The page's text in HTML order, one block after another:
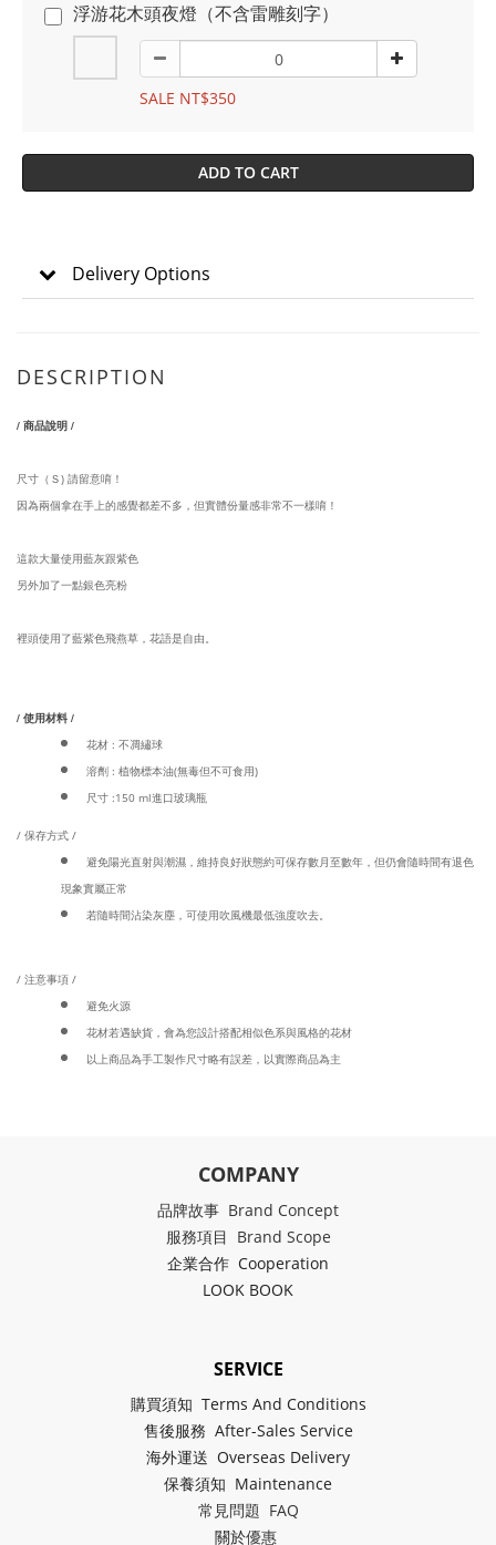
浮游花木頭夜燈（不含雷雕刻字）
SALE NT$350
ADD TO CART
Delivery Options
DESCRIPTION
/ 商品說明 /
尺寸（Ｓ) 請留意唷！
因為兩個拿在手上的感覺都差不多，但實體份量感非常不一樣唷！
這款大量使用藍灰跟紫色
另外加了一點銀色亮粉
裡頭使用了藍紫色飛燕草，花語是自由。
/ 使用材料 /
花材 : 不凋繡球
溶劑 : 植物標本油(無毒但不可食用)
尺寸 :150 ml進口玻璃瓶
/ 保存方式 /
避免陽光直射與潮濕，維持良好狀態約可保存數月至數年，但仍會隨時間有退色
現象實屬正常
若隨時間沾染灰塵，可使用吹風機最低強度吹去。
/ 注意事項 /
避免火源
花材若遇缺貨，會為您設計搭配相似色系與風格的花材
以上商品為手工製作尺寸略有誤差，以實際商品為主
COMPANY
品牌故事 Brand Concept
服務項目 Brand Scope
企業合作 Cooperation
LOOK BOOK
SERVICE
購買須知 Terms And Conditions
售後服務 After-Sales Service
海外運送 Overseas Delivery
保養須知 Maintenance
常見問題 FAQ
關於優惠